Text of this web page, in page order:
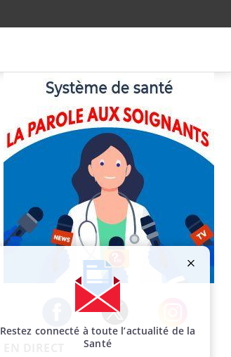
Facebook Twitter Instagram
Restez connecté à toute l’actualité de la
Santé